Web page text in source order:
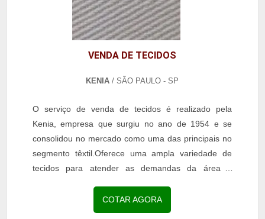
VENDA DE TECIDOS
KENIA / SÃO PAULO - SP
O serviço de venda de tecidos é realizado pela
Kenia, empresa que surgiu no ano de 1954 e se
consolidou no mercado como uma das principais no
segmento têxtil.Oferece uma ampla variedade de
tecidos para atender as demandas da área e
COTAR AGORA